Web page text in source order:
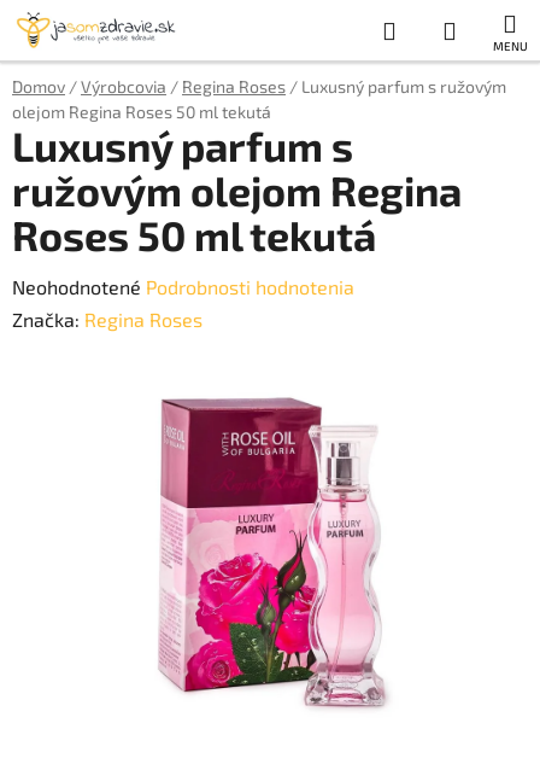
Prejsť
obsah
Hľadať
KOŠÍK
Domov /Výrobcovia / Regina Roses / Luxusný parfum s ružovým
olejom Regina Roses 50 ml tekutá
Luxusný parfum s
ružovým olejom Regina
Roses 50 ml tekutá
Priemerné
hodnotenie
Neohodnotené Podrobnosti hodnotenia
Značka: Regina Roses